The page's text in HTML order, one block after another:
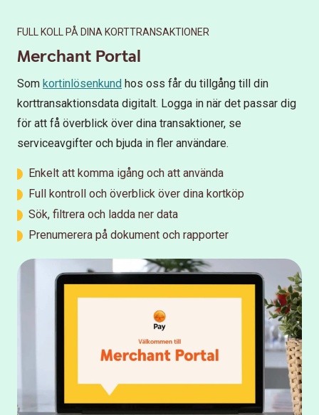
FULL KOLL PÅ DINA KORTTRANSAKTIONER
Merchant Portal
Som kortinlösenkund hos oss får du tillgång till din
korttransaktionsdata digitalt. Logga in när det passar dig
för att få överblick över dina transaktioner, se
serviceavgifter och bjuda in fler användare.
Enkelt att komma igång och att använda
Full kontroll och överblick över dina kortköp
Sök, filtrera och ladda ner data
Prenumerera på dokument och rapporter